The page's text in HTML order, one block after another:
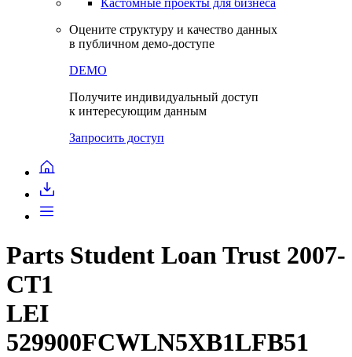
Кастомные проекты для бизнеса
Оцените структуру и качество данных
в публичном демо-доступе
DEMO
Получите индивидуальный доступ
к интересующим данным
Запросить доступ
Parts Student Loan Trust 2007-
CT1
LEI
529900FCWLN5XB1LFB51